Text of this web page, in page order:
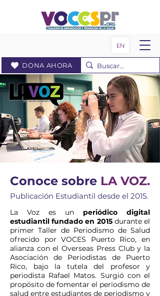
EN
DONA AHORA
Conoce sobre LA VOZ.
Publicación Estudiantil desde el 2015.
La Voz es un periódico digital
estudiantil fundado en 2015durante el
primer Taller de Periodismo de Salud
ofrecido por VOCES Puerto Rico, en
alianza con el Overseas Press Club y la
Asociación de Periodistas de Puerto
Rico, bajo la tutela del profesor y
periodista Rafael Matos. Surgió con el
propósito de fomentar el periodismo de
salud entre estudiantes de periodismo y